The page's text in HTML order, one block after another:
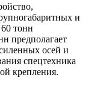
и
тонн
предполагает
осей и
спецтехника
крепления.